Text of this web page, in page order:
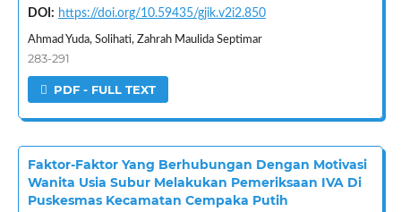
DOI: https://doi.org/10.59435/gjik.v2i2.850
Ahmad Yuda, Solihati, Zahrah Maulida Septimar
283-291
PDF - FULL TEXT
Faktor-Faktor Yang Berhubungan Dengan Motivasi
Wanita Usia Subur Melakukan Pemeriksaan IVA Di
Puskesmas Kecamatan Cempaka Putih